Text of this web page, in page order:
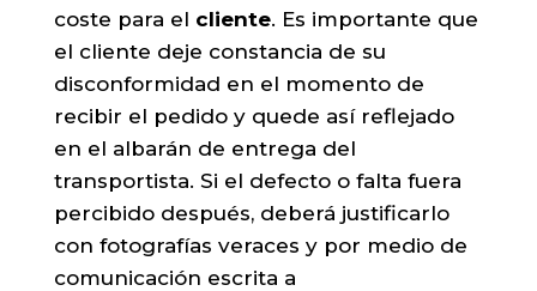
coste para el cliente. Es importante que
el cliente deje constancia de su
disconformidad en el momento de
recibir el pedido y quede así reflejado
en el albarán de entrega del
transportista. Si el defecto o falta fuera
percibido después, deberá justificarlo
con fotografías veraces y por medio de
comunicación escrita a